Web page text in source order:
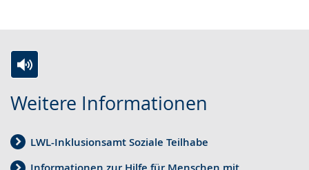
Weitere Informationen
LWL-Inklusionsamt Soziale Teilhabe
u
L
k
i
i
V